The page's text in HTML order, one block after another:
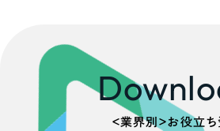
＜業界別＞お役立